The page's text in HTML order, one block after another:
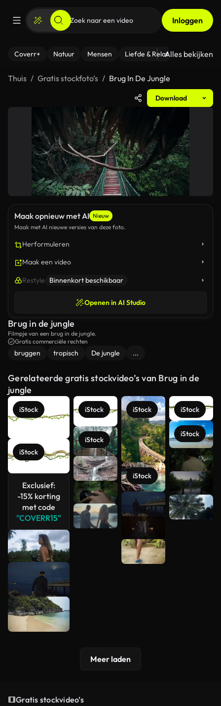
Inloggen
Coverr+ Natuur Mensen Liefde & Relaties - Fitness
Alles bekijken
Thuis Gratis stockfoto’s Brug In De Jungle
Download
Maak opnieuw met AI Nieuw
Maak met AI nieuwe versies van deze foto.
Herformuleren
Maak een video
Restyle Binnenkort beschikbaar
Openen in AI Studio
Brug in de jungle
Filmpje van een brug in de jungle.
Gratis commerciële rechten
bruggen tropisch De jungle ...
Gerelateerde gratis stockvideo’s van Brug in de
jungle
iStock
iStock
Exclusief:
-15% korting
met code
"COVERR15"
iStock
iStock
iStock
iStock
iStock
iStock
Meer
bekijken
Meer laden
Gratis stockvideo’s